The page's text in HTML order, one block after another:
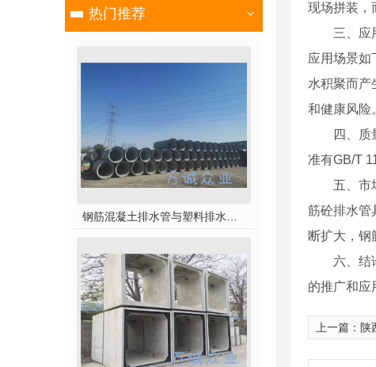
热门推荐
现场拼装，
三、应
应用场景如
水积聚而产
和健康风险
四、
准有GB/T
五、市
筋砼排水管
断扩大，钢
六、结
的推广和应
上一篇： 陕